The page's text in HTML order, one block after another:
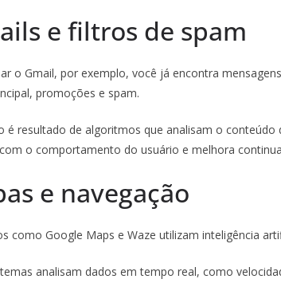
e filtros de spam
o Gmail, por exemplo, você já encontra
promoções e spam.
é resultado de algoritmos que analisam o
o comportamento do usuário e melhora
e navegação
como Google Maps e Waze utilizam inteligência
analisam dados em tempo real, como